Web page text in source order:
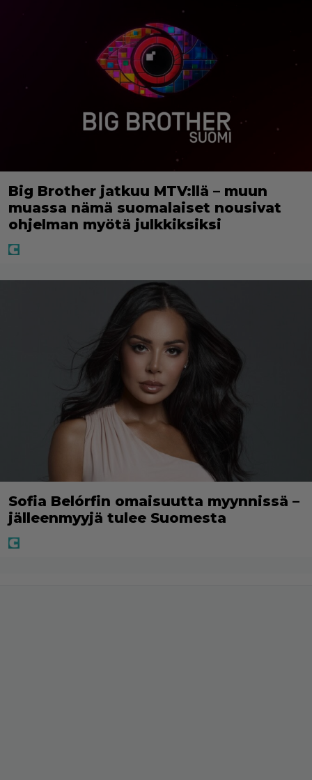
Big Brother jatkuu MTV:llä – muun
muassa nämä suomalaiset nousivat
ohjelman myötä julkkiksiksi
Sofia Belórfin omaisuutta myynnissä –
jälleenmyyjä tulee Suomesta